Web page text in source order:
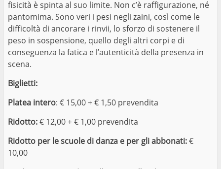
fisicità è spinta al suo limite. Non c’è raffigurazione, né
pantomima. Sono veri i pesi negli zaini, così come le
difficoltà di ancorare i rinvii, lo sforzo di sostenere il
peso in sospensione, quello degli altri corpi e di
conseguenza la fatica e l’autenticità della presenza in
scena.
Biglietti:
Platea intero: € 15,00 + € 1,50 prevendita
Ridotto:€ 12,00 + € 1,00 prevendita
Ridotto per le scuole di danza e per gli abbonati:€
10,00